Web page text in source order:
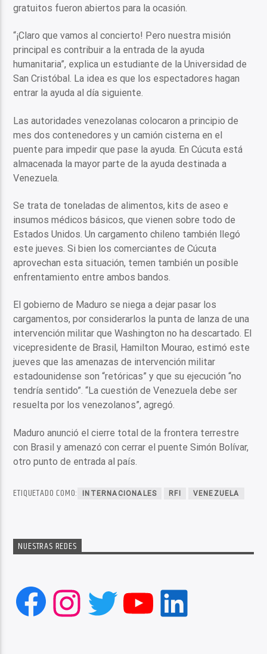
gratuitos fueron abiertos para la ocasión.
“¡Claro que vamos al concierto! Pero nuestra misión
principal es contribuir a la entrada de la ayuda
humanitaria”, explica un estudiante de la Universidad de
San Cristóbal. La idea es que los espectadores hagan
entrar la ayuda al día siguiente.
Las autoridades venezolanas colocaron a principio de
mes dos contenedores y un camión cisterna en el
puente para impedir que pase la ayuda. En Cúcuta está
almacenada la mayor parte de la ayuda destinada a
Venezuela.
Se trata de toneladas de alimentos, kits de aseo e
insumos médicos básicos, que vienen sobre todo de
Estados Unidos. Un cargamento chileno también llegó
este jueves. Si bien los comerciantes de Cúcuta
aprovechan esta situación, temen también un posible
enfrentamiento entre ambos bandos.
El gobierno de Maduro se niega a dejar pasar los
cargamentos, por considerarlos la punta de lanza de una
intervención militar que Washington no ha descartado. El
vicepresidente de Brasil, Hamilton Mourao, estimó este
jueves que las amenazas de intervención militar
estadounidense son “retóricas” y que su ejecución “no
tendría sentido”. “La cuestión de Venezuela debe ser
resuelta por los venezolanos”, agregó.
Maduro anunció el cierre total de la frontera terrestre
con Brasil y amenazó con cerrar el puente Simón Bolívar,
otro punto de entrada al país.
ETIQUETADO COMO: INTERNACIONALES RFI VENEZUELA
NUESTRAS REDES
Facebook
Instagram
Twitter
YouTube
LinkedIn